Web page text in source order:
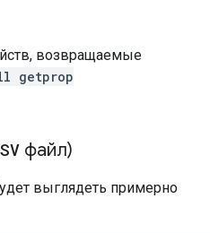
возвращаемые
getprop
файл)
выглядеть примерно